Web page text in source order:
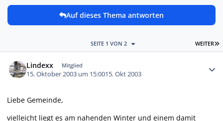
Auf dieses Thema antworten
WEITER
SEITE 1 VON 2
Lindexx Mitglied
15. Oktober 2003 um 15:0015. Okt 2003
Liebe Gemeinde,
vielleicht liegt es am nahenden Winter und einem damit